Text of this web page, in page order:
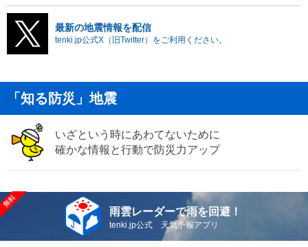
最新の地震情報を配信
tenki.jp公式X（旧Twitter）をご利用ください。
「知る防災」地震
いざという時にあわてないために
確かな情報と行動で防災力アップ
雨雲レーダーで雨を回避！
tenki.jp公式 天気予報アプリ